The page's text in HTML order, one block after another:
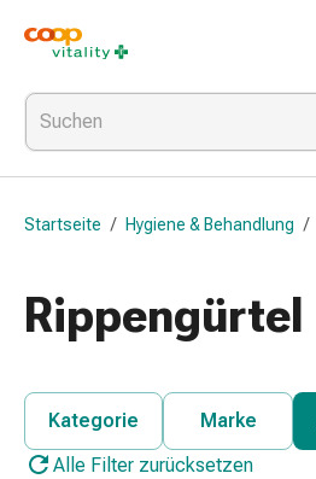
Medikamente
&
Gesundheit
Grippe
&
Erkältung
Grippe-
Erkältung
Medikamente
Bronchitis
Inhalationsgeräte
Startseite / Hygiene & Behandlung /
Rippengürtel
Kategorie Marke
Alle Filter zurücksetzen